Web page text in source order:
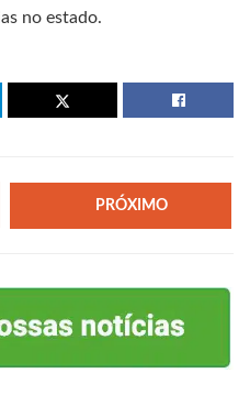
no estado.
PRÓXIMO